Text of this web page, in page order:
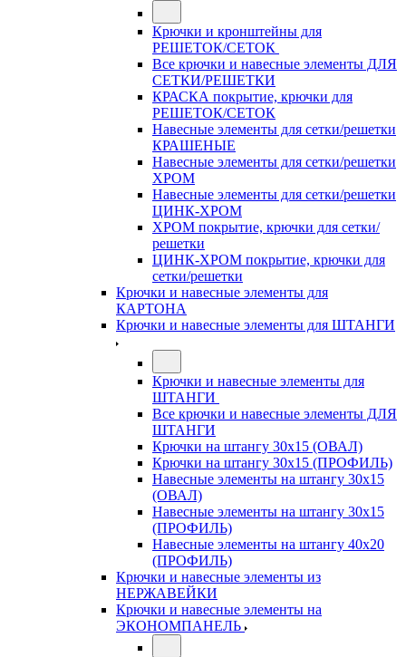
Крючки и кронштейны для
РЕШЕТОК/СЕТОК
Все крючки и навесные элементы ДЛЯ
СЕТКИ/РЕШЕТКИ
КРАСКА покрытие, крючки для
РЕШЕТОК/СЕТОК
Навесные элементы для сетки/решетки
КРАШЕНЫЕ
Навесные элементы для сетки/решетки
ХРОМ
Навесные элементы для сетки/решетки
ЦИНК-ХРОМ
ХРОМ покрытие, крючки для сетки/
решетки
ЦИНК-ХРОМ покрытие, крючки для
сетки/решетки
Крючки и навесные элементы для
КАРТОНА
Крючки и навесные элементы для ШТАНГИ
Крючки и навесные элементы для
ШТАНГИ
Все крючки и навесные элементы ДЛЯ
ШТАНГИ
Крючки на штангу 30х15 (ОВАЛ)
Крючки на штангу 30х15 (ПРОФИЛЬ)
Навесные элементы на штангу 30х15
(ОВАЛ)
Навесные элементы на штангу 30х15
(ПРОФИЛЬ)
Навесные элементы на штангу 40х20
(ПРОФИЛЬ)
Крючки и навесные элементы из
НЕРЖАВЕЙКИ
Крючки и навесные элементы на
ЭКОНОМПАНЕЛЬ